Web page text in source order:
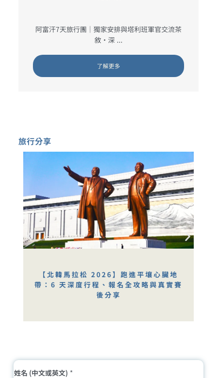
阿富汗7天旅行團｜獨家安排與塔利班軍官交流茶
敘・深 ...
了解更多
【北韓馬拉松 2026】跑進平壤心臟地
帶：6 天深度行程、報名全攻略與真實賽
後分享
旅行分享
姓名 (中文或英文) *